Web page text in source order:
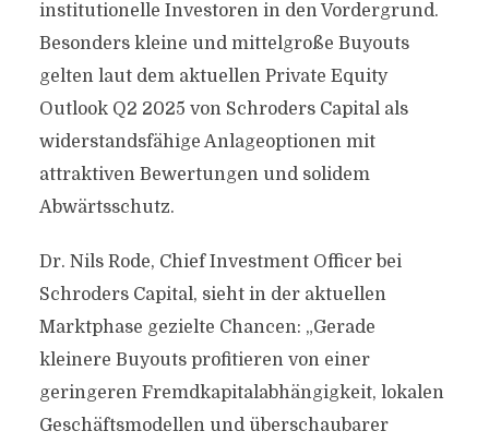
institutionelle Investoren in den Vordergrund.
Besonders kleine und mittelgroße Buyouts
gelten laut dem aktuellen Private Equity
Outlook Q2 2025 von Schroders Capital als
widerstandsfähige Anlageoptionen mit
attraktiven Bewertungen und solidem
Abwärtsschutz.
Dr. Nils Rode, Chief Investment Officer bei
Schroders Capital, sieht in der aktuellen
Marktphase gezielte Chancen: „Gerade
kleinere Buyouts profitieren von einer
geringeren Fremdkapitalabhängigkeit, lokalen
Geschäftsmodellen und überschaubarer